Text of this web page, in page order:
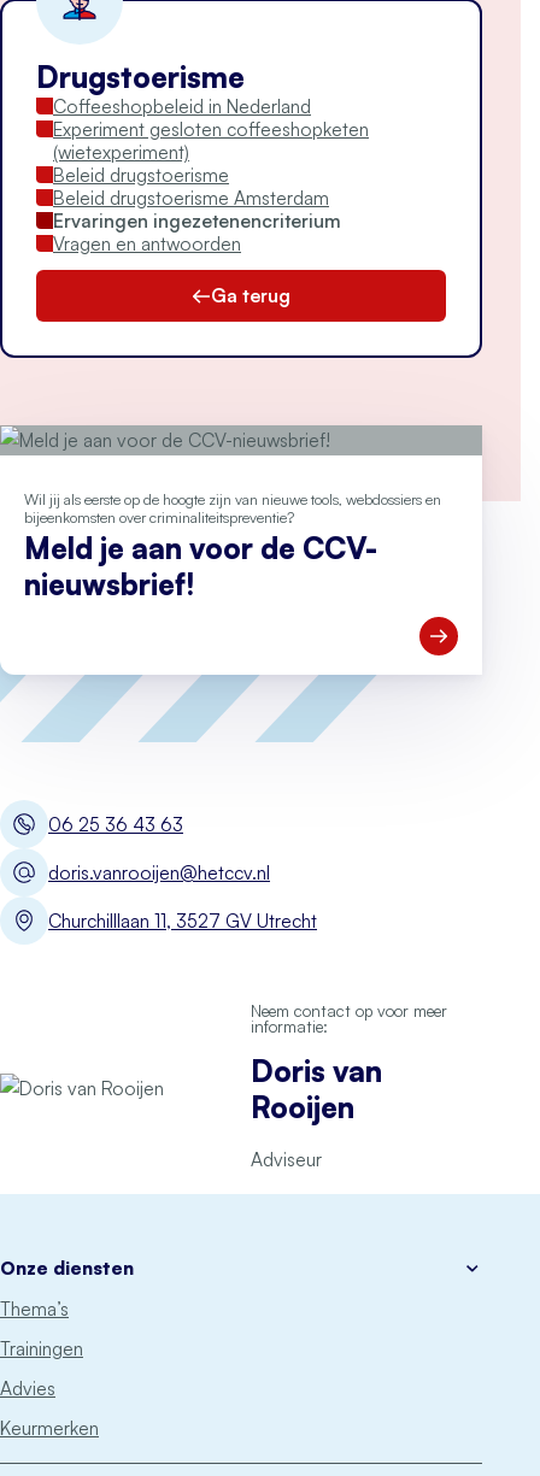
Drugstoerisme
Coffeeshopbeleid in Nederland
Experiment gesloten coffeeshopketen
(wietexperiment)
Beleid drugstoerisme
Beleid drugstoerisme Amsterdam
Ervaringen ingezetenencriterium
Vragen en antwoorden
Ga terug
Wil jij als eerste op de hoogte zijn van nieuwe tools, webdossiers en
bijeenkomsten over criminaliteitspreventie?
Meld je aan voor de CCV-
nieuwsbrief!
Open Meld
06 25 36 43 63
doris.vanrooijen@hetccv.nl
Churchilllaan 11, 3527 GV Utrecht
Neem contact op voor meer
informatie:
Doris van
Rooijen
Adviseur
Onze diensten
Thema’s
Trainingen
Advies
Keurmerken